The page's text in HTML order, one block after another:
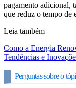
pagamento adicional,
que reduz o tempo de
Leia também
Como a Energia
Tendências e
Perguntas sobre o